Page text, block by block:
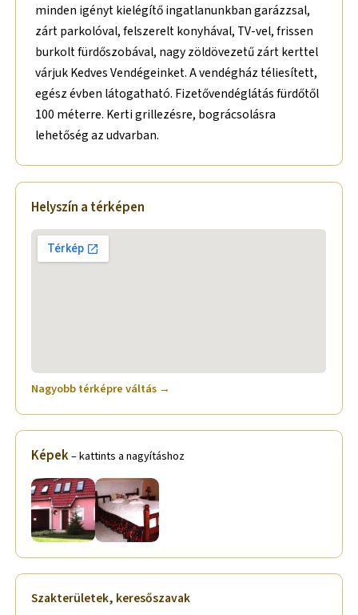
minden igényt kielégítő ingatlanunkban garázzsal,
zárt parkolóval, felszerelt konyhával, TV-vel, frissen
burkolt fürdőszobával, nagy zöldövezetű zárt kerttel
várjuk Kedves Vendégeinket. A vendégház téliesített,
egész évben látogatható. Fizetővendéglátás fürdőtől
100 méterre. Kerti grillezésre, bográcsolásra
lehetőség az udvarban.
Helyszín a térképen
Nagyobb térképre váltás →
Képek– kattints a nagyításhoz
Szakterületek, keresőszavak